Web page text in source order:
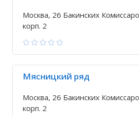
Москва, 26 Бакинских
корп. 2
Мясницкий ряд
Москва, 26 Бакинских
корп. 2